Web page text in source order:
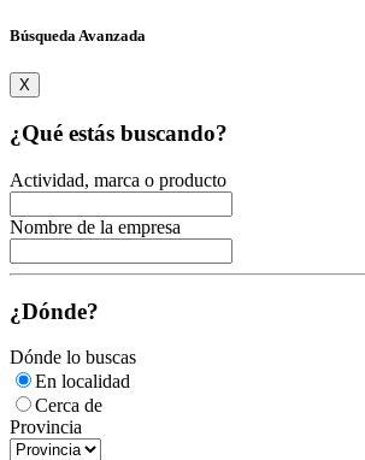
Búsqueda Avanzada
X
¿Qué estás buscando?
Actividad, marca o producto
Nombre de la empresa
¿Dónde?
Dónde lo buscas
En localidad
Cerca de
Provincia